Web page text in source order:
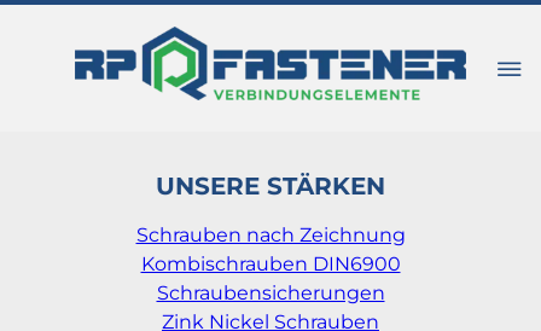
UNSERE STÄRKEN
Schrauben nach Zeichnung
Kombischrauben DIN6900
Schraubensicherungen
Zink Nickel Schrauben